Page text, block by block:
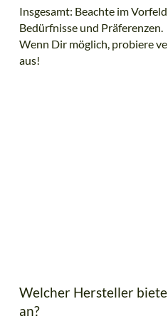
Insgesamt: Beachte im
Bedürfnisse und Präferenzen.
Wenn Dir möglich, probiere
aus!
Welcher Hersteller
an?